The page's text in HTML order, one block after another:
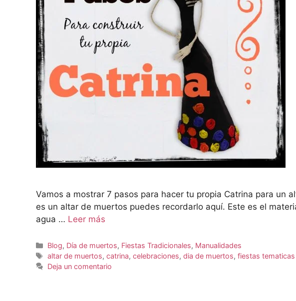
Vamos a mostrar 7 pasos para hacer tu propia Catrina para un
es un altar de muertos puedes recordarlo aquí. Este es el
agua … Leer más
Blog, Día de muertos, Fiestas Tradicionales, Manualidades
altar de muertos,catrina,celebraciones,dia de muertos,fiestas tematicas
Deja un comentario